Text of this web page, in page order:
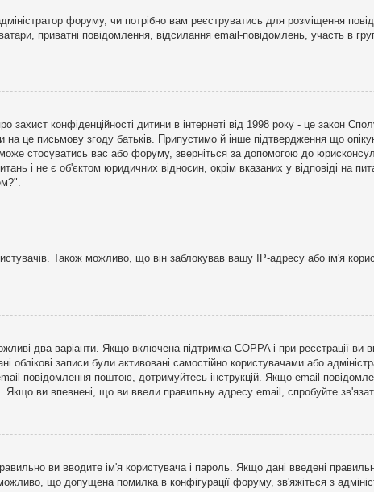
форуму, чи потрібно вам реєструватись для розміщення
приватні повідомлення, відсилання email-повідомлень, участь в
конфіденційності дитини в інтернеті від 1998 року - це закон
це письмову згоду батьків. Припустимо й інше підтвердження що
стосуватись вас або форуму, зверніться за допомогою до
і не є об'єктом юридичних відносин, окрім вказаних у відповіді на
Також можливо, що він заблокував вашу IP-адресу або ім'я
два варіанти. Якщо включена підтримка COPPA і при реєстрації
облікові записи були активовані самостійно користувачами або
повідомлення поштою, дотримуйтесь інструкцій. Якщо email-
ви впевнені, що ви ввели правильну адресу email, спробуйте
ви вводите ім'я користувача і пароль. Якщо дані введені
що допущена помилка в конфігурації форуму, зв'яжіться з